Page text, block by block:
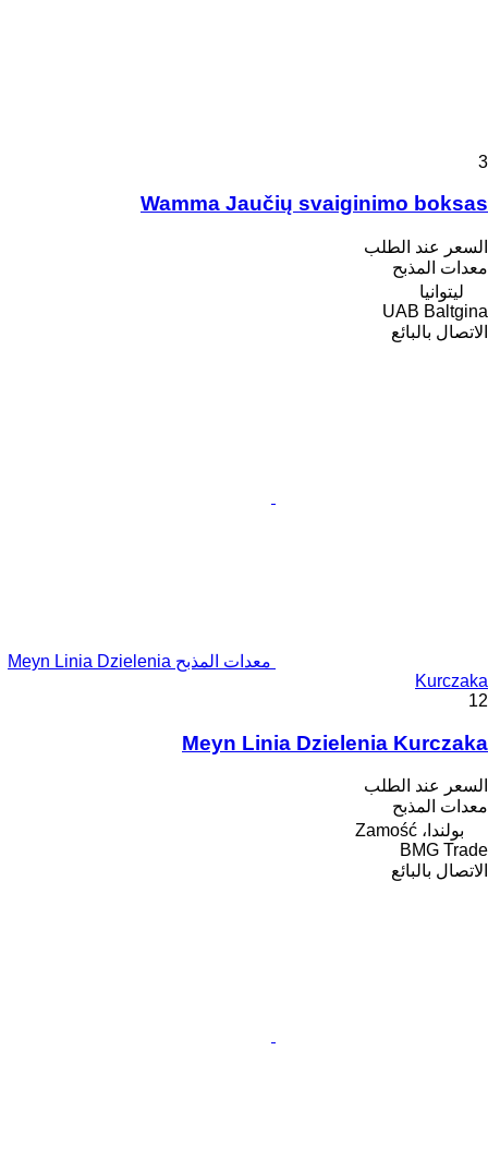
3
Wamma Jaučių svaiginimo boksas
السعر عند الطلب
معدات المذبح
ليتوانيا
UAB Baltgina
الاتصال بالبائع
معدات المذبح Meyn Linia Dzielenia
Kurczaka
12
Meyn Linia Dzielenia Kurczaka
السعر عند الطلب
معدات المذبح
بولندا، Zamość
BMG Trade
الاتصال بالبائع